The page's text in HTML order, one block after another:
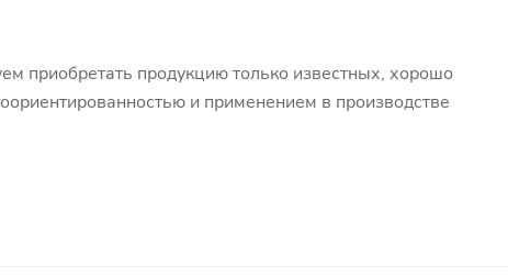
приобретать продукцию только известных, хорошо
и применением в производстве